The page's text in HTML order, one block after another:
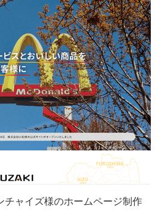
チャイズ様のホームページ制作